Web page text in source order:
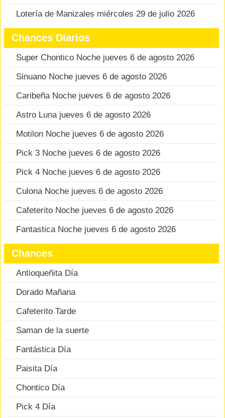
Lotería de Manizales miércoles 29 de julio 2026
Chances Diarios
Super Chontico Noche jueves 6 de agosto 2026
Sinuano Noche jueves 6 de agosto 2026
Caribeña Noche jueves 6 de agosto 2026
Astro Luna jueves 6 de agosto 2026
Motilon Noche jueves 6 de agosto 2026
Pick 3 Noche jueves 6 de agosto 2026
Pick 4 Noche jueves 6 de agosto 2026
Culona Noche jueves 6 de agosto 2026
Cafeterito Noche jueves 6 de agosto 2026
Fantastica Noche jueves 6 de agosto 2026
Chances
Antioqueñita Día
Dorado Mañana
Cafeterito Tarde
Saman de la suerte
Fantástica Día
Paisita Día
Chontico Día
Pick 4 Día